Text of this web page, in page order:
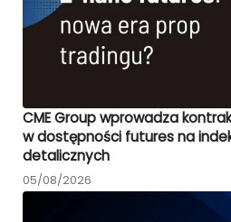
CME Group wprowadza
w dostępności futures na
detalicznych
05/08/2026